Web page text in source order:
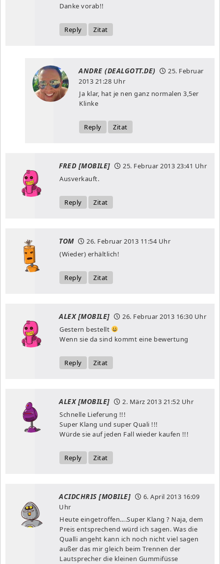
Danke vorab!!
Reply Zitat
ANDRE (DEALGOTT.DE)
25. Februar
2013 21:28 Uhr
Ja klar, hat je nen ganz normalen 3,5er
Klinke
Reply Zitat
FRED [MOBILE] 25. Februar 2013 23:41 Uhr
Ausverkauft.
Reply Zitat
TOM 26. Februar 2013 11:54 Uhr
(Wieder) erhältlich!
Reply Zitat
ALEX [MOBILE] 26. Februar 2013 16:30 Uhr
Gestern bestellt
Wenn sie da sind kommt eine bewertung
Reply Zitat
ALEX [MOBILE] 2. März 2013 21:52 Uhr
Schnelle Lieferung !!!
Super Klang und super Quali !!!
Würde sie auf jeden Fall wieder kaufen !!!
Reply Zitat
ACIDCHRIS [MOBILE] 6. April 2013 16:09
Uhr
Heute eingetroffen….Super Klang ? Naja, dem
Preis entsprechend würd ich sagen. Was die
Qualli angeht kann ich noch nicht viel sagen
außer das mir gleich beim Trennen der
Lautsprecher die kleinen Gummifüsse